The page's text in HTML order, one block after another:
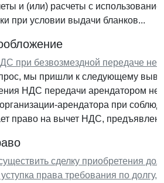
и (или) расчеты с
при условии выдачи бланков...
при безвозмездной передаче
мы пришли к следующему
НДС передачи арендатором
арендатора при
право на вычет НДС,
сделку приобретения
уступка права требования по